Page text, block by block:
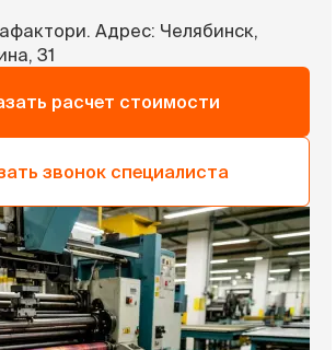
Адрес: Челябинск,
31
расчет стоимости
звонок специалиста